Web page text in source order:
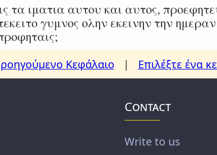
τα ιματια αυτου και αυτος,
γυμνος ολην εκεινην την
Κεφάλαιο | Επιλέξτε ένα
Contact
Write to us